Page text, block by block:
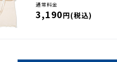
通常料金
3,190円(税込)